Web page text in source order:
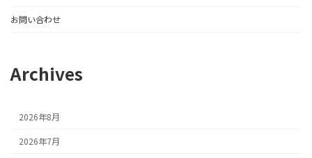
お問い合わせ
Archives
2026年8月
2026年7月